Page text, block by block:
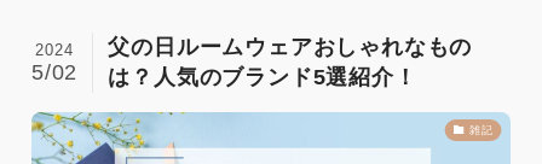
父の日ルームウェアおしゃれなもの
は？人気のブランド5選紹介！
2024
5/02
雑記